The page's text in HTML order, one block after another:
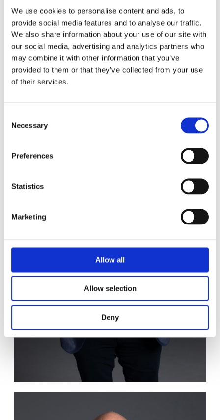
We use cookies to personalise content and ads, to
provide social media features and to analyse our traffic.
We also share information about your use of our site with
our social media, advertising and analytics partners who
may combine it with other information that you’ve
provided to them or that they’ve collected from your use
of their services.
Selection
Necessary
Preferences
Statistics
Marketing
Allow all
Allow selection
Deny